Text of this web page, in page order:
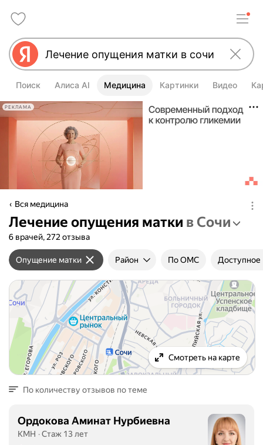
Поиск Алиса AI Медицина Картинки Видео
РЕКЛАМА
Вся медицина
Лечение опущения матки в Сочи
6 врачей, 272 отзыва
Опущение матки Район По ОМС Доступное
Смотреть на карте
По количеству отзывов по теме
Ордокова Аминат Нурбиевна
КМН
Стаж 13 лет